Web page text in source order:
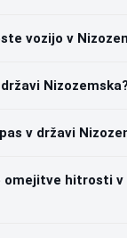
vozijo v
Nizozemska?
v državi
omejitve hitrosti v